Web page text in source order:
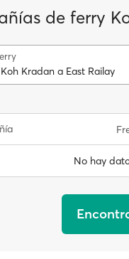
de ferry
Kradan a East Railay
No hay